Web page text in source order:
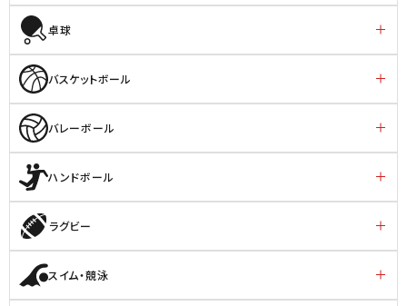
卓球
バスケットボール
バレーボール
ハンドボール
ラグビー
スイム・競泳